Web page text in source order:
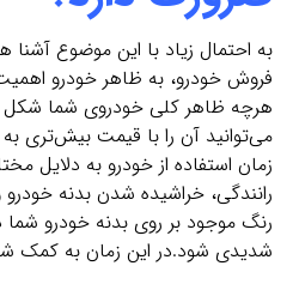
به احتمال زیاد با این موضوع
فروش خودرو، به ظاهر خودرو
هرچه ظاهر کلی خودروی شما شکل
می‌‌توانید آن را با قیمت بیش‌تری
زمان استفاده از خودرو به دلایل
رانندگی، خراشیده‌ شدن بدنه
رنگ موجود بر روی بدنه خودرو
شدیدی شود.در این زمان به کمک